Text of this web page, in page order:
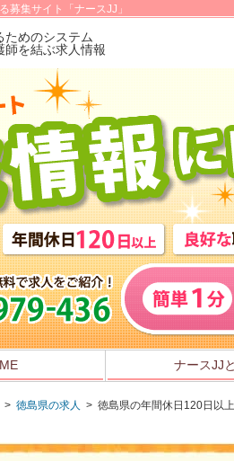
募集サイト「ナースJJ」
ためのシステム
師を結ぶ求人情報
ナースJJ
> 徳島県の求人 > 徳島県の年間休日120日以